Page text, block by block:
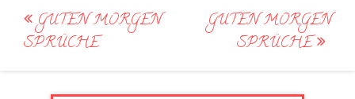
Post
navigation
GUTEN MORGEN
SPRÜCHE
GUTEN MORGEN
SPRÜCHE